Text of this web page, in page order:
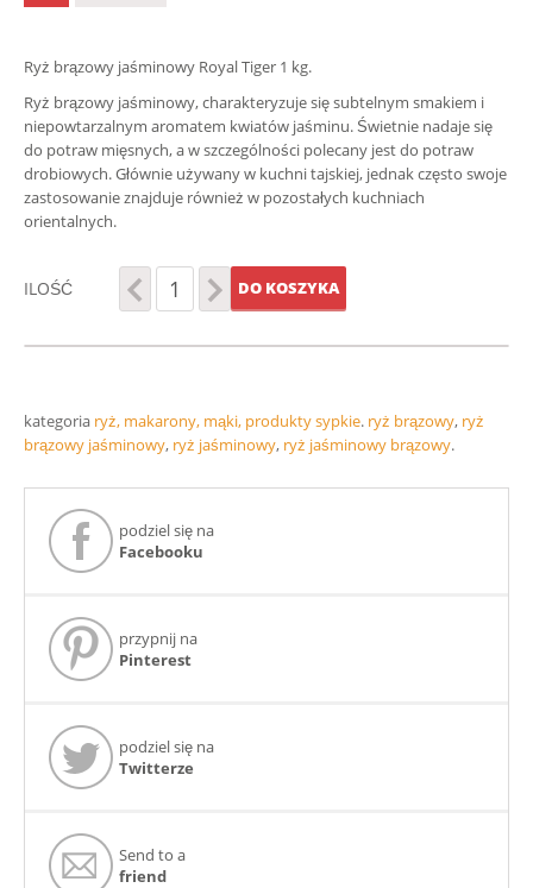
Ryż brązowy jaśminowy Royal Tiger 1 kg.
Ryż brązowy jaśminowy, charakteryzuje się subtelnym smakiem i
niepowtarzalnym aromatem kwiatów jaśminu. Świetnie nadaje się
do potraw mięsnych, a w szczególności polecany jest do potraw
drobiowych. Głównie używany w kuchni tajskiej, jednak często swoje
zastosowanie znajduje również w pozostałych kuchniach
orientalnych.
ILOŚĆ DO KOSZYKA
kategoria ryż, makarony, mąki, produkty sypkie. ryż brązowy, ryż
brązowy jaśminowy, ryż jaśminowy, ryż jaśminowy brązowy.
podziel się na
Facebooku
przypnij na
Pinterest
podziel się na
Twitterze
Send to a
friend